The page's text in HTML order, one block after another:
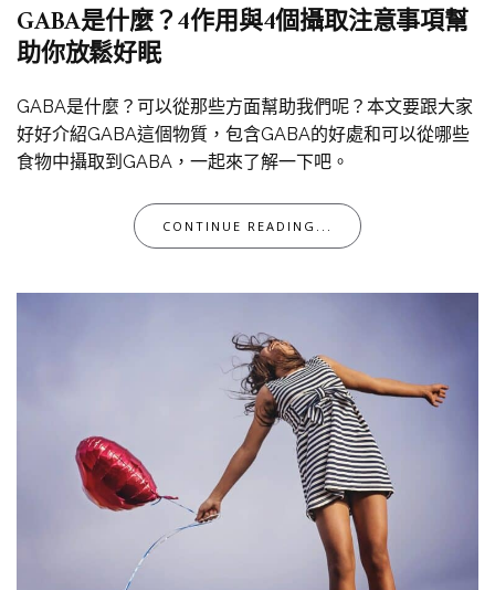
GABA是什麼？4作用與4個攝取注意事項幫
助你放鬆好眠
GABA是什麼？可以從那些方面幫助我們呢？本文要跟大家
好好介紹GABA這個物質，包含GABA的好處和可以從哪些
食物中攝取到GABA，一起來了解一下吧。
CONTINUE READING...